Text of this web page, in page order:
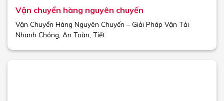
Vận chuyển hàng nguyên chuyến
Vận Chuyển Hàng Nguyên Chuyến – Giải Pháp Vận Tải
Nhanh Chóng, An Toàn, Tiết